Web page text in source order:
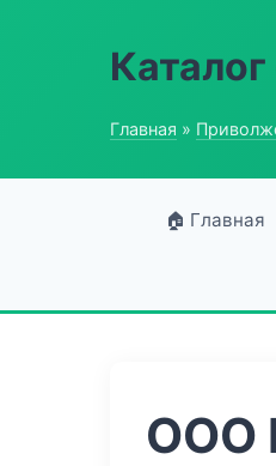
Главная »
🏠 Главная
ООО